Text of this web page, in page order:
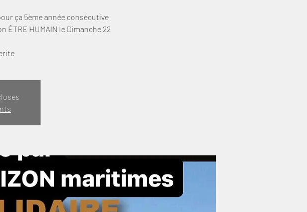
ça 5ème année consécutive
ÊTRE HUMAIN le Dimanche 22